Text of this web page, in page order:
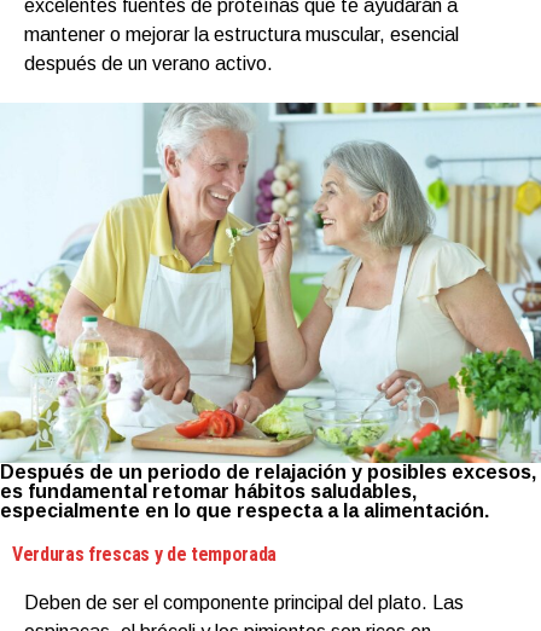
excelentes fuentes de proteínas que te ayudarán a
mantener o mejorar la estructura muscular, esencial
después de un verano activo.
Después de un periodo de relajación y posibles excesos,
es fundamental retomar hábitos saludables,
especialmente en lo que respecta a la alimentación.
Verduras frescas y de temporada
Deben de ser el componente principal del plato. Las